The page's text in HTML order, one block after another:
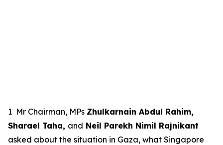
1 Mr Chairman, MPs Zhulkarnain Abdul Rahim,
Sharael Taha, and Neil Parekh Nimil Rajnikant
asked about the situation in Gaza, what Singapore